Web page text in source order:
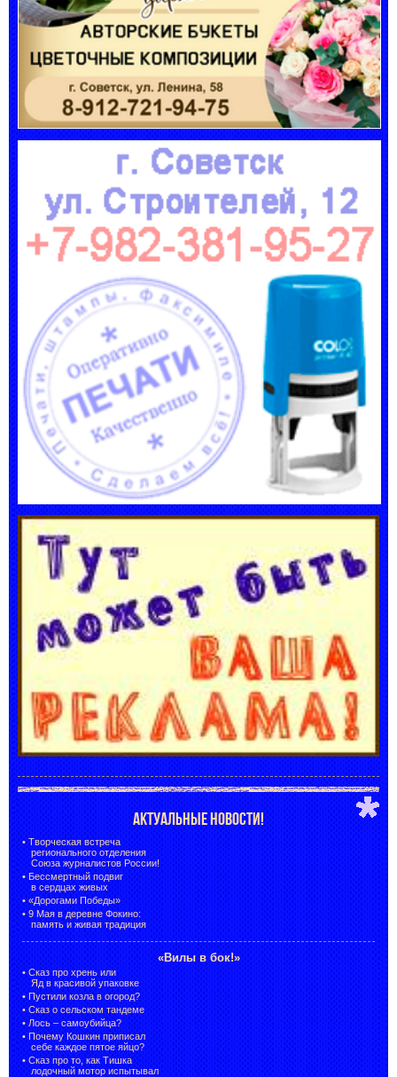
АКТУАЛЬНЫЕ НОВОСТИ!
• Творческая встреча
регионального отделения
Союза журналистов России!
• Бессмертный подвиг
в сердцах живых
• «Дорогами Победы»
• 9 Мая в деревне Фокино:
память и живая традиция
«Вилы в бок!»
• Сказ про хрень или
Яд в красивой упаковке
• Пустили козла в огород?
• Сказ о сельском тандеме
• Лось – самоубийца?
• Почему Кошкин приписал
себе каждое пятое яйцо?
• Сказ про то, как Тишка
лодочный мотор испытывал